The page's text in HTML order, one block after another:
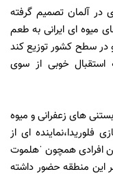
در آلمان تصمیم گرفته
میوه ای ایرانی به طعم
و در سطح کشور توزیع کند
استقبال خوبی از سوی
های زعفرانی و میوه
فلوریدا،نماینده ای از
افرادی همچون ˈهلموت
این منطقه حضور داشته